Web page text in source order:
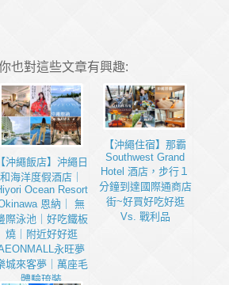
也對這些文章有興趣:
【沖繩飯店】沖繩日
和海洋度假酒店｜
Ocean Resort
恩納｜ 無
際泳池｜好吃鐵板
燒｜附近好好逛
永旺夢
城來客夢｜萬座毛
體驗琉裝
【沖繩住宿】那霸
Southwest Grand
Hotel 酒店，步行１
分鐘到達國際通商店
街~好買好吃好逛
Vs. 戰利品